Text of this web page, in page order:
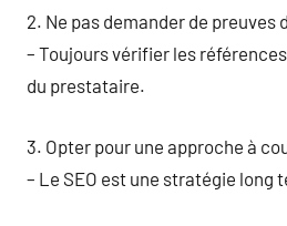
2. Ne pas demander de preuves
– Toujours vérifier les
du prestataire.
3. Opter pour une approche à
– Le SEO est une stratégie long